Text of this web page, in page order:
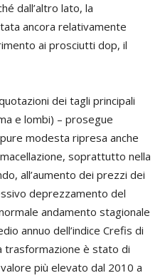
dall’altro lato, la
ancora relativamente
ai prosciutti dop, il
dei tagli principali
e lombi) – prosegue
modesta ripresa anche
soprattutto nella
all’aumento dei prezzi dei
deprezzamento del
andamento stagionale
annuo dell’indice Crefis di
trasformazione è stato di
più elevato dal 2010 a